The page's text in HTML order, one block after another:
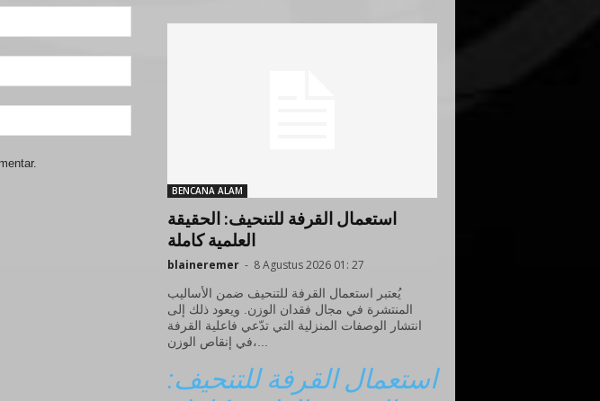
BENCANA ALAM
استعمال القرفة للتنحيف: الحقيقة
العلمية كاملة
blaineremer - 8 Agustus 2026 01: 27
يُعتبر استعمال القرفة للتنحيف ضمن الأساليب
المنتشرة في مجال فقدان الوزن. ويعود ذلك إلى
انتشار الوصفات المنزلية التي تدّعي فاعلية القرفة
في إنقاص الوزن،...
استعمال القرفة للتنحيف: